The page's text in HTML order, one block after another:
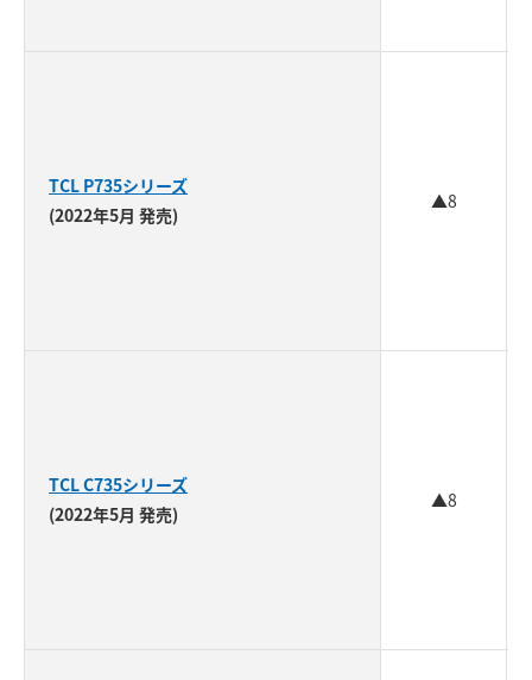
TCL P735シリーズ
(2022年5月 発売)
▲8
TCL C735シリーズ
(2022年5月 発売)
▲8